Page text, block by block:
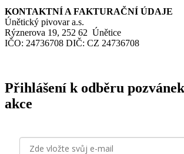
KONTAKTNÍ A FAKTURAČNÍ ÚDAJE
Únětický pivovar a.s.
Rýznerova 19, 252 62 Únětice
IČO: 24736708 DIČ: CZ 24736708
Přihlášení k odběru
akce